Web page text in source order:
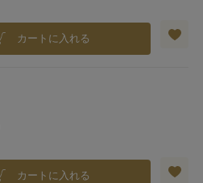
カートに入れる
カートに入れる